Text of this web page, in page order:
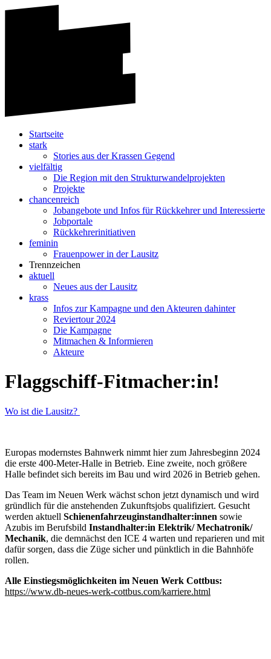
Startseite
stark
Stories aus der Krassen Gegend
vielfältig
Die Region mit den Strukturwandelprojekten
Projekte
chancenreich
Jobangebote und Infos für Rückkehrer und Interessierte
Jobportale
Rückkehrerinitiativen
feminin
Frauenpower in der Lausitz
Trennzeichen
aktuell
Neues aus der Lausitz
krass
Infos zur Kampagne und den Akteuren dahinter
Reviertour 2024
Die Kampagne
Mitmachen & Informieren
Akteure
Flaggschiff-Fitmacher:in!
Wo ist die Lausitz?
Europas modernstes Bahnwerk nimmt hier zum Jahresbeginn 2024
die erste 400-Meter-Halle in Betrieb. Eine zweite, noch größere
Halle befindet sich bereits im Bau und wird 2026 in Betrieb gehen.
Das Team im Neuen Werk wächst schon jetzt dynamisch und wird
gründlich für die anstehenden Zukunftsjobs qualifiziert. Gesucht
werden aktuell Schienenfahrzeuginstandhalter:innen sowie
Azubis im Berufsbild Instandhalter:in Elektrik/ Mechatronik/
Mechanik, die demnächst den ICE 4 warten und reparieren und mit
dafür sorgen, dass die Züge sicher und pünktlich in die Bahnhöfe
rollen.
Alle Einstiegsmöglichkeiten im Neuen Werk Cottbus:
https://www.db-neues-werk-cottbus.com/karriere.html